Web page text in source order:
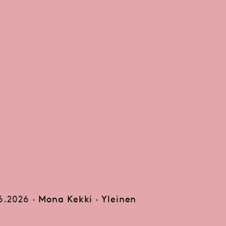
· Mona Kekki · Yleinen